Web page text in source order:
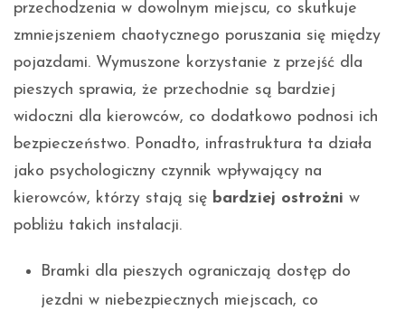
przechodzenia w dowolnym miejscu, co skutkuje
zmniejszeniem chaotycznego poruszania się między
pojazdami. Wymuszone korzystanie z przejść dla
pieszych sprawia, że przechodnie są bardziej
widoczni dla kierowców, co dodatkowo podnosi ich
bezpieczeństwo. Ponadto, infrastruktura ta działa
jako psychologiczny czynnik wpływający na
kierowców, którzy stają się bardziej ostrożni w
pobliżu takich instalacji.
Bramki dla pieszych ograniczają dostęp do
jezdni w niebezpiecznych miejscach, co